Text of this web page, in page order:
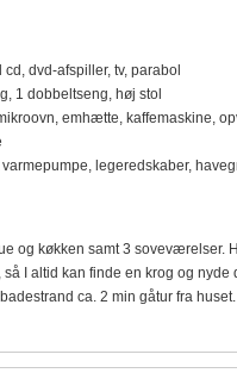
dvd-afspiller, tv, parabol
1 dobbeltseng, høj stol
emhætte, kaffemaskine,
legeredskaber,
og køkken samt 3 soveværelser.
I altid kan finde en krog og
ca. 2 min gåtur fra huset.